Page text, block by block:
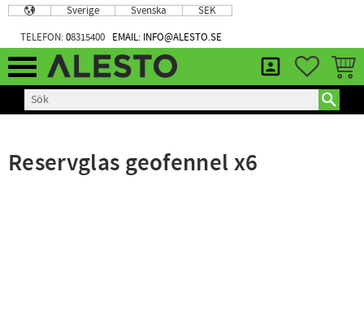
Meny
Sverige Svenska SEK
TELEFON:08315400 EMAIL: INFO@ALESTO.SE
Reservglas geofennel x6